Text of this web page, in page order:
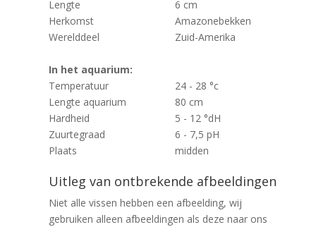
Lengte
6 cm
Herkomst
Amazonebekken
Werelddeel
Zuid-Amerika
In het aquarium:
Temperatuur
24 - 28 °c
Lengte aquarium
80 cm
Hardheid
5 - 12 °dH
Zuurtegraad
6 - 7,5 pH
Plaats
midden
Uitleg van ontbrekende afbeeldingen
Niet alle vissen hebben een afbeelding, wij
gebruiken alleen afbeeldingen als deze naar ons